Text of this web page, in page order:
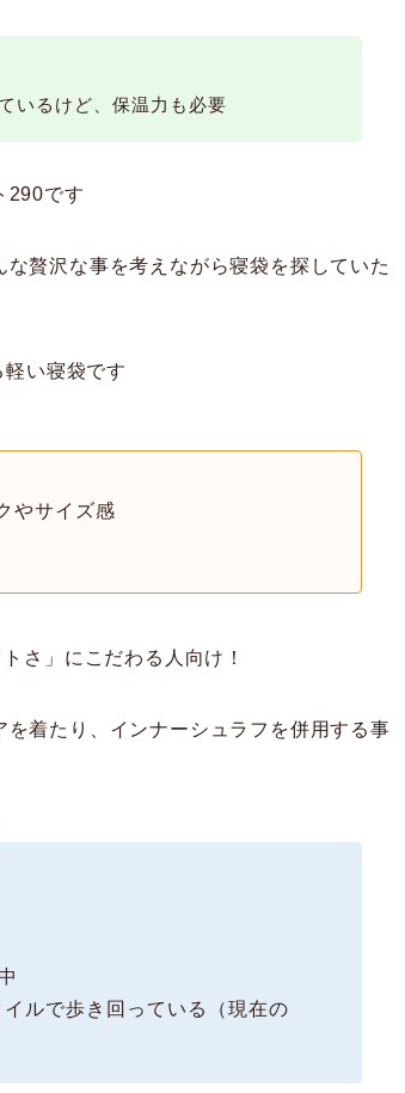
いるけど、保温力も必要
290です
贅沢な事を考えながら寝袋を探していた
い寝袋です
やサイズ感
さ」にこだわる人向け！
着たり、インナーシュラフを併用する事
ルで歩き回っている（現在の